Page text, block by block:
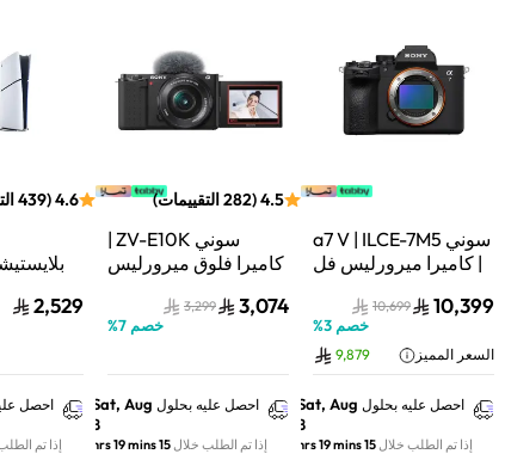
سوني a7 V | ILCE-7M5
| كاميرا ميرورليس فل
جسم الكاميرا فقط |
أسود
10,399
10,699
خصم 3
%
السعر المميز 9,879
احصل عليه بحلول Sat, Aug
8
إذا تم الطلب خلال15 hrs 19 mins
4.5
(
282 التقييمات)
سوني ZV-E10K |
كاميرا فلوق ميرورليس
ميجابكسل | كيت عدسة
باور زوم 16–50mm |
3,074
3,299
خصم 7
%
احصل عليه بحلول Sat, Aug
8
إذا تم الطلب خلال15 hrs 19 mins
4.6
(
439
2,529
احصل
إذا تم